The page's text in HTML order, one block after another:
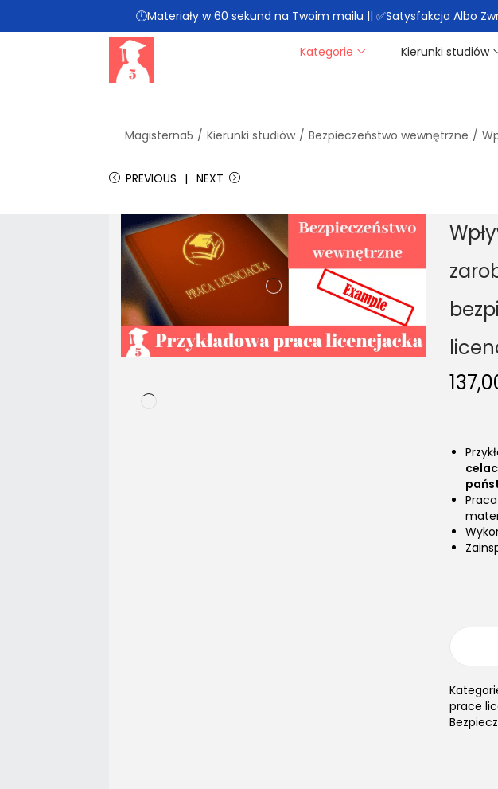
🕛Materiały w 60 sekund na Twoim mailu || ✅Satysfakcja Albo
Kategorie Kierunki studiów
Magisterna5 / Kierunki studiów / Bezpieczeństwo wewnętrzne /
PREVIOUS NEXT
prace